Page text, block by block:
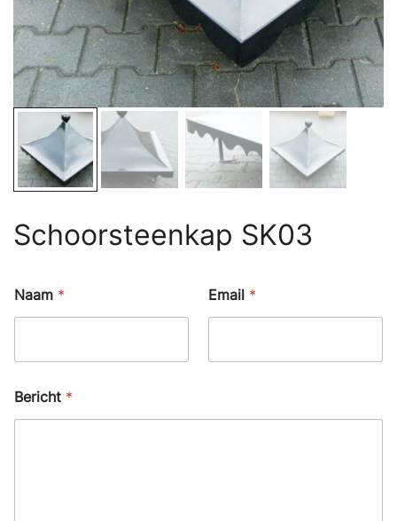
Schoorsteenkap SK03
Naam * Email *
Bericht *